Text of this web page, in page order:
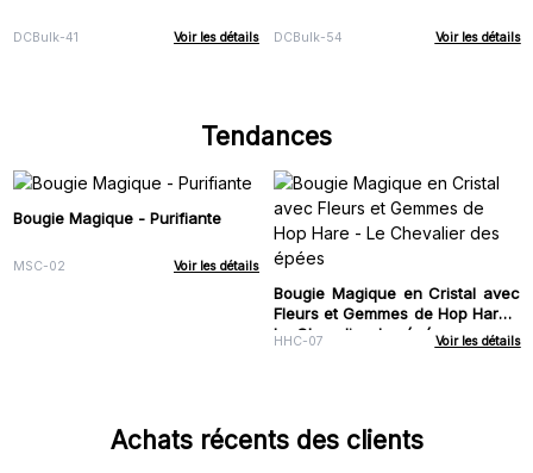
DCBulk-41 Voir les détails DCBulk-54 Voir les détails
Tendances
Bougie Magique - Purifiante
MSC-02 Voir les détails
Bougie Magique en Cristal avec
Fleurs et Gemmes de Hop Hare -
Le Chevalier des épées
HHC-07 Voir les détails
Achats récents des clients